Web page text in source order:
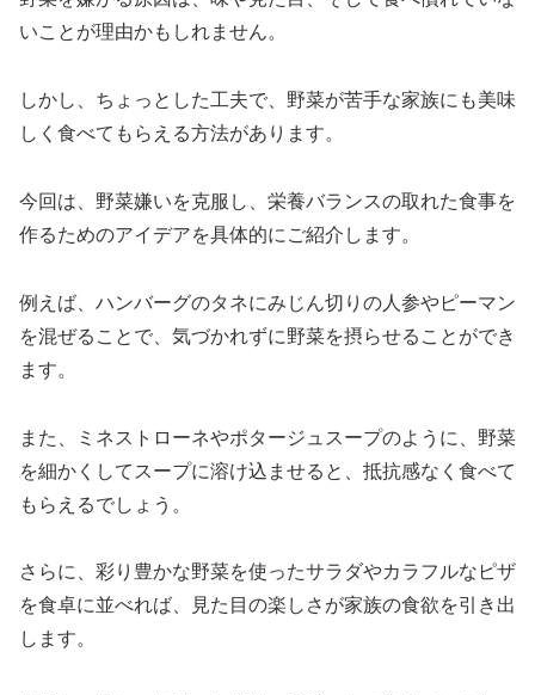
いことが理由かもしれません。
しかし、ちょっとした工夫で、野菜が苦手な家族にも美味
しく食べてもらえる方法があります。
今回は、野菜嫌いを克服し、栄養バランスの取れた食事を
作るためのアイデアを具体的にご紹介します。
例えば、ハンバーグのタネにみじん切りの人参やピーマン
を混ぜることで、気づかれずに野菜を摂らせることができ
ます。
また、ミネストローネやポタージュスープのように、野菜
を細かくしてスープに溶け込ませると、抵抗感なく食べて
もらえるでしょう。
さらに、彩り豊かな野菜を使ったサラダやカラフルなピザ
を食卓に並べれば、見た目の楽しさが家族の食欲を引き出
します。